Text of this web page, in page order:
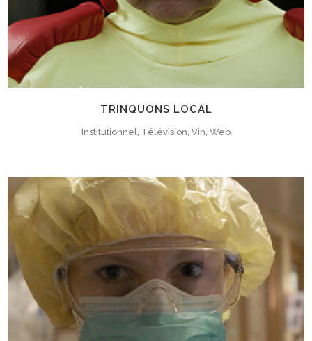
TRINQUONS LOCAL
Institutionnel, Télévision, Vin, Web